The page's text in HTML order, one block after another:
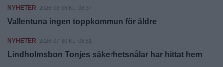
NYHETER 2026-08-06 KL. 08:37
Vallentuna ingen toppkommun för äldre
NYHETER 2026-07-30 KL. 08:51
Lindholmsbon Tonjes säkerhetsnålar har hittat hem